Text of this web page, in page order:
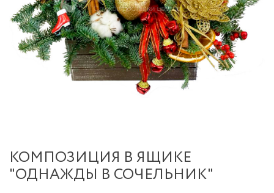
КОМПОЗИЦИЯ В ЯЩИКЕ
"ОДНАЖДЫ В СОЧЕЛЬНИК"